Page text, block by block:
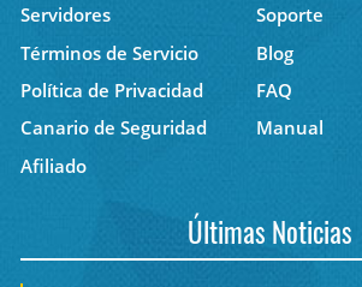
Servidores
Soporte
Términos de Servicio
Blog
Política de Privacidad
FAQ
Canario de Seguridad
Manual
Afiliado
Últimas Noticias